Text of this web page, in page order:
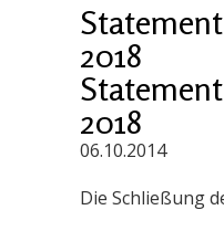
2018
2018
06.10.2014
Die Schließung